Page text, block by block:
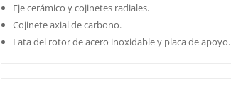
Eje cerámico y cojinetes radiales.
Cojinete axial de carbono.
Lata del rotor de acero inoxidable y placa de apoyo.